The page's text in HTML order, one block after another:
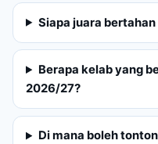
Siapa juara bertahan
Berapa kelab yang
2026/27?
Di mana boleh